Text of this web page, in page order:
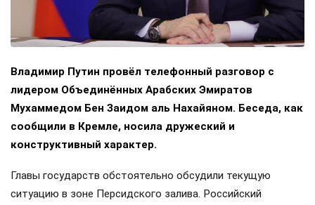
Владимир Путин провёл телефонный разговор с
лидером Объединённых Арабских Эмиратов
Мухаммедом Бен Заидом аль Нахайяном. Беседа, как
сообщили в Кремле, носила дружеский и
конструктивный характер.
Главы государств обстоятельно обсудили текущую
ситуацию в зоне Персидского залива. Российский